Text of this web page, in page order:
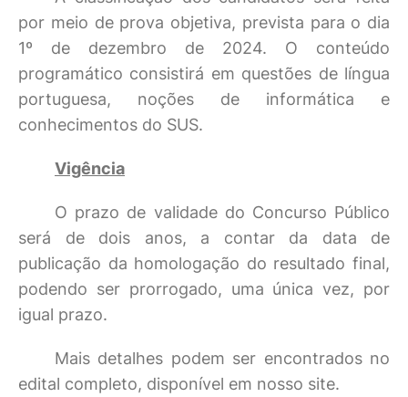
por meio de prova objetiva, prevista para o dia
1º de dezembro de 2024. O conteúdo
programático consistirá em questões de língua
portuguesa, noções de informática e
conhecimentos do SUS.
Vigência
O prazo de validade do Concurso Público
será de dois anos, a contar da data de
publicação da homologação do resultado final,
podendo ser prorrogado, uma única vez, por
igual prazo.
Mais detalhes podem ser encontrados no
edital completo, disponível em nosso site.